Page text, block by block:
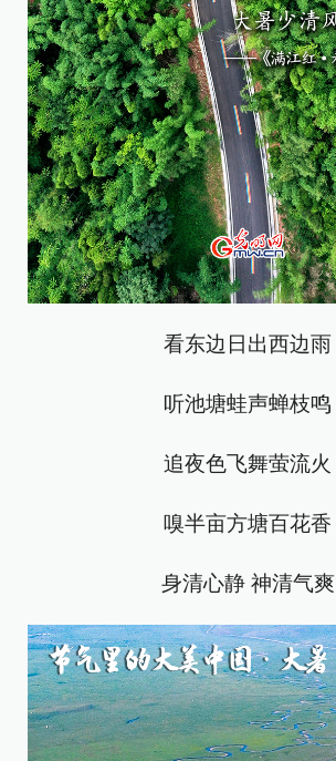
看东边日出西边雨
听池塘蛙声蝉枝鸣
追夜色飞舞萤流火
嗅半亩方塘百花香
身清心静 神清气爽